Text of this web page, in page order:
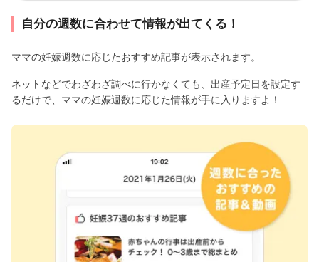
自分の週数に合わせて情報が出てくる！
ママの妊娠週数に応じたおすすめ記事が表示されます。
ネットなどでわざわざ調べに行かなくても、出産予定日を設定す
るだけで、ママの妊娠週数に応じた情報が手に入りますよ！